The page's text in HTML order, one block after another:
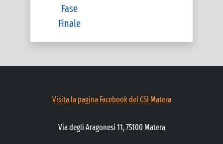
Fase
Finale
Visita la pagina Facebook del CSI Matera
Via degli Aragonesi 11, 75100 Matera